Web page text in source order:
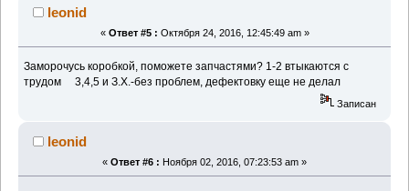
leonid
« Ответ #5 : Октября 24, 2016, 12:45:49 am »
Заморочусь коробкой, поможете запчастями? 1-2 втыкаются с
трудом 3,4,5 и З.Х.-без проблем, дефектовку еще не делал
Записан
leonid
« Ответ #6 : Ноября 02, 2016, 07:23:53 am »